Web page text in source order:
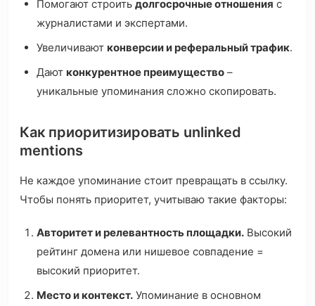
Помогают строить долгосрочные отношения с
журналистами и экспертами.
Увеличивают конверсии и реферальный трафик.
Дают конкурентное преимущество –
уникальные упоминания сложно скопировать.
Как приоритизировать unlinked
mentions
Не каждое упоминание стоит превращать в ссылку.
Чтобы понять приоритет, учитываю такие факторы:
Авторитет и релевантность площадки. Высокий
рейтинг домена или нишевое совпадение =
высокий приоритет.
Место и контекст. Упоминание в основном